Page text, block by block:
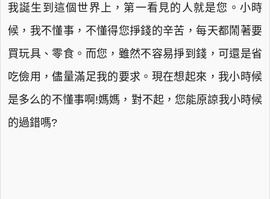
我誕生到這個世界上，第一看見的人就是您。小時
候，我不懂事，不懂得您掙錢的辛苦，每天都鬧著要
買玩具、零食。而您，雖然不容易掙到錢，可還是省
吃儉用，儘量滿足我的要求。現在想起來，我小時候
是多么的不懂事啊!媽媽，對不起，您能原諒我小時候
的過錯嗎?